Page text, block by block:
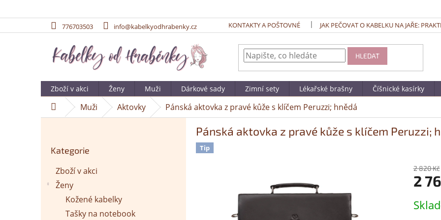
776703503 info@kabelkyodhrabenky.cz KONTAKTY A POŠTOVNÉ JAK PEČOVAT O KABELKU NA JAŘE:
HLEDAT
Zboží v akci Ženy Muži Dárkové sady Zimní sety Lékařské brašny Číšnické kasírky
DomůMuži Aktovky Pánská aktovka z pravé kůže s klíčem Peruzzi; hnědá
kategorie
Kategorie
Zboží v akci
Ženy
Kožené kabelky
Tašky na notebook
Pánská aktovka z pravé kůže s klíčem Peruzzi;
Tip
2 820 Kč
2
cena: